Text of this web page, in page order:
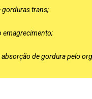
gorduras trans;
emagrecimento;
absorção de gordura pelo